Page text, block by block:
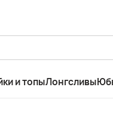
и топыЛонгсливы